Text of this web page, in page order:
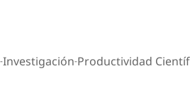
Investigación Productividad